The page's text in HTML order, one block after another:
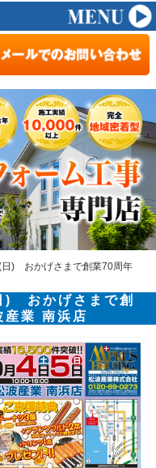
日) おかげさまで創業70周年
) おかげさまで創
業 南浜店